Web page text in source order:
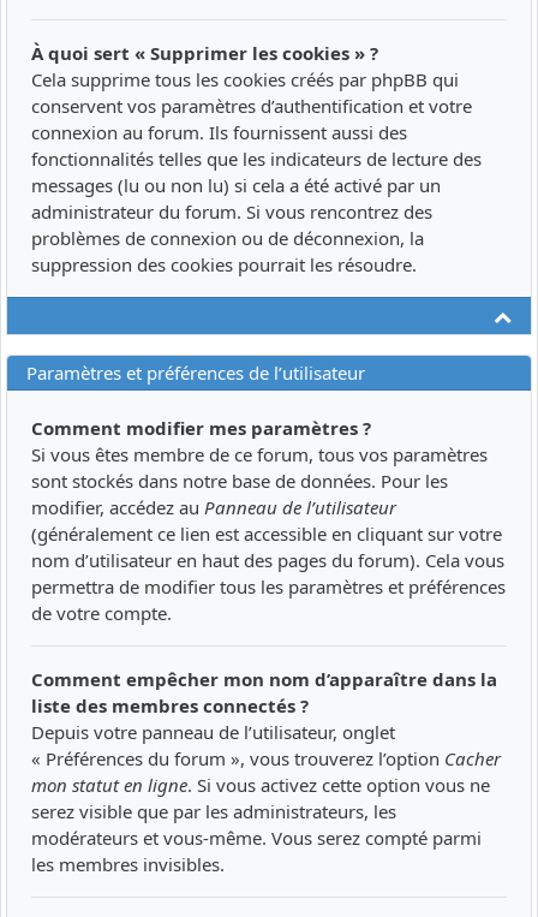
À quoi sert « Supprimer les cookies » ?
Cela supprime tous les cookies créés par phpBB qui
conservent vos paramètres d’authentification et votre
connexion au forum. Ils fournissent aussi des
fonctionnalités telles que les indicateurs de lecture des
messages (lu ou non lu) si cela a été activé par un
administrateur du forum. Si vous rencontrez des
problèmes de connexion ou de déconnexion, la
suppression des cookies pourrait les résoudre.
Paramètres et préférences de l’utilisateur
Comment modifier mes paramètres ?
Si vous êtes membre de ce forum, tous vos paramètres
sont stockés dans notre base de données. Pour les
modifier, accédez au Panneau de l’utilisateur
(généralement ce lien est accessible en cliquant sur votre
nom d’utilisateur en haut des pages du forum). Cela vous
permettra de modifier tous les paramètres et préférences
de votre compte.
Comment empêcher mon nom d’apparaître dans la
liste des membres connectés ?
Depuis votre panneau de l’utilisateur, onglet
« Préférences du forum », vous trouverez l’option Cacher
mon statut en ligne. Si vous activez cette option vous ne
serez visible que par les administrateurs, les
modérateurs et vous-même. Vous serez compté parmi
les membres invisibles.